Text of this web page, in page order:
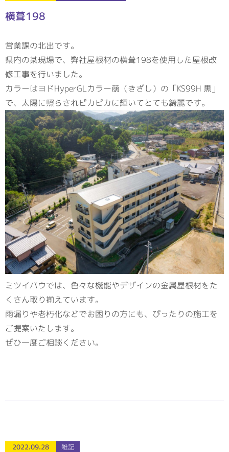
横葺198
営業課の北出です。
県内の某現場で、弊社屋根材の横葺198を使用した屋根改
修工事を行いました。
カラーはヨドHyperGLカラー萠（きざし）の「KS99H 黒」
で、太陽に照らされピカピカに輝いてとても綺麗です。
ミツイバウでは、色々な機能やデザインの金属屋根材をた
くさん取り揃えています。
雨漏りや老朽化などでお困りの方にも、ぴったりの施工を
ご提案いたします。
ぜひ一度ご相談ください。
2022.09.28 雑記